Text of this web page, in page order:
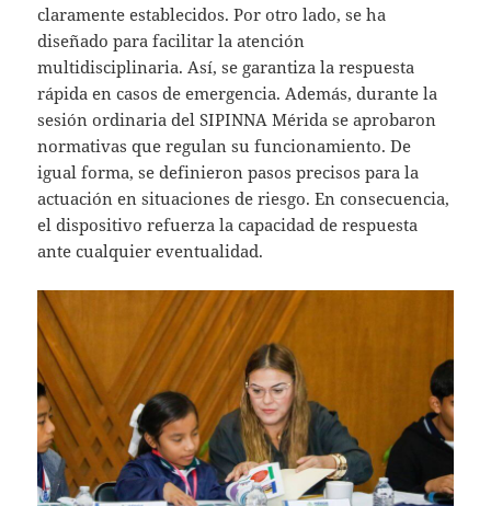
claramente establecidos. Por otro lado, se ha
diseñado para facilitar la atención
multidisciplinaria. Así, se garantiza la respuesta
rápida en casos de emergencia. Además, durante la
sesión ordinaria del SIPINNA Mérida se aprobaron
normativas que regulan su funcionamiento. De
igual forma, se definieron pasos precisos para la
actuación en situaciones de riesgo. En consecuencia,
el dispositivo refuerza la capacidad de respuesta
ante cualquier eventualidad.